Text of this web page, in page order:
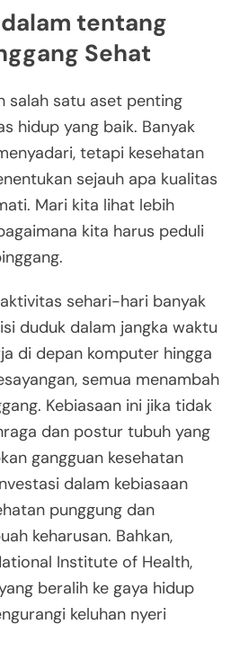
tentang
Sehat
salah satu aset penting
hidup yang baik. Banyak
tetapi kesehatan
sejauh apa kualitas
Mari kita lihat lebih
kita harus peduli
sehari-hari banyak
duduk dalam jangka waktu
di depan komputer hingga
semua menambah
Kebiasaan ini jika tidak
dan postur tubuh yang
gangguan kesehatan
dalam kebiasaan
punggung dan
keharusan. Bahkan,
Institute of Health,
beralih ke gaya hidup
keluhan nyeri